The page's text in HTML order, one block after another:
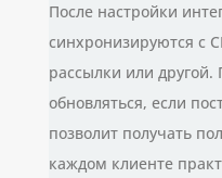
После настройки
синхронизируются с
рассылки или другой.
обновляться, если
позволит получать
каждом клиенте